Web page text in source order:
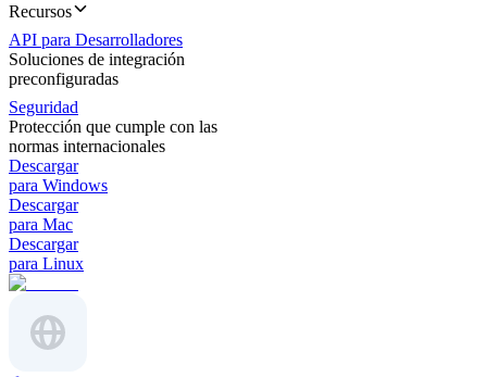
Recursos
API para Desarrolladores
Soluciones de integración
preconfiguradas
Seguridad
Protección que cumple con las
normas internacionales
Descargar
para Windows
Descargar
para Mac
Descargar
para Linux